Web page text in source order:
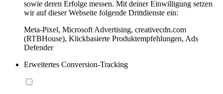
sowie deren Erfolge messen. Mit deiner Einwilligung setzen
wir auf dieser Webseite folgende Drittdienste ein:
Meta-Pixel, Microsoft Advertising, creativecdn.com
(RTBHouse), Klickbasierte Produktempfehlungen, Ads
Defender
Erweitertes Conversion-Tracking